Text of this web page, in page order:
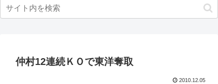
仲村12連続ＫＯで東洋奪取
2010.12.05